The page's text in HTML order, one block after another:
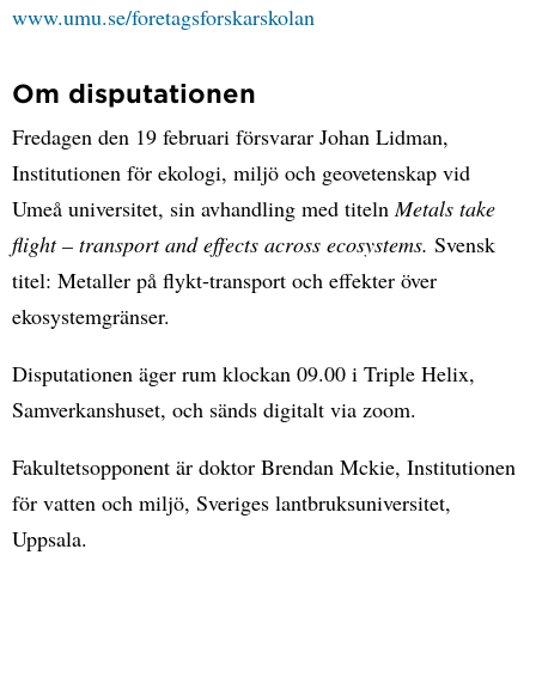
www.umu.se/foretagsforskarskolan
Om disputationen
Fredagen den 19 februari försvarar Johan Lidman,
Institutionen för ekologi, miljö och geovetenskap vid
Umeå universitet, sin avhandling med titelnMetals take
flight – transport and effects across ecosystems. Svensk
titel: Metaller på flykt-transport och effekter över
ekosystemgränser.
Disputationen äger rum klockan 09.00 i Triple Helix,
Samverkanshuset, och sänds digitalt via zoom.
Fakultetsopponent är doktor Brendan Mckie, Institutionen
för vatten och miljö, Sveriges lantbruksuniversitet,
Uppsala.